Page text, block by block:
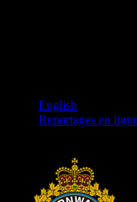
English
Reportages en